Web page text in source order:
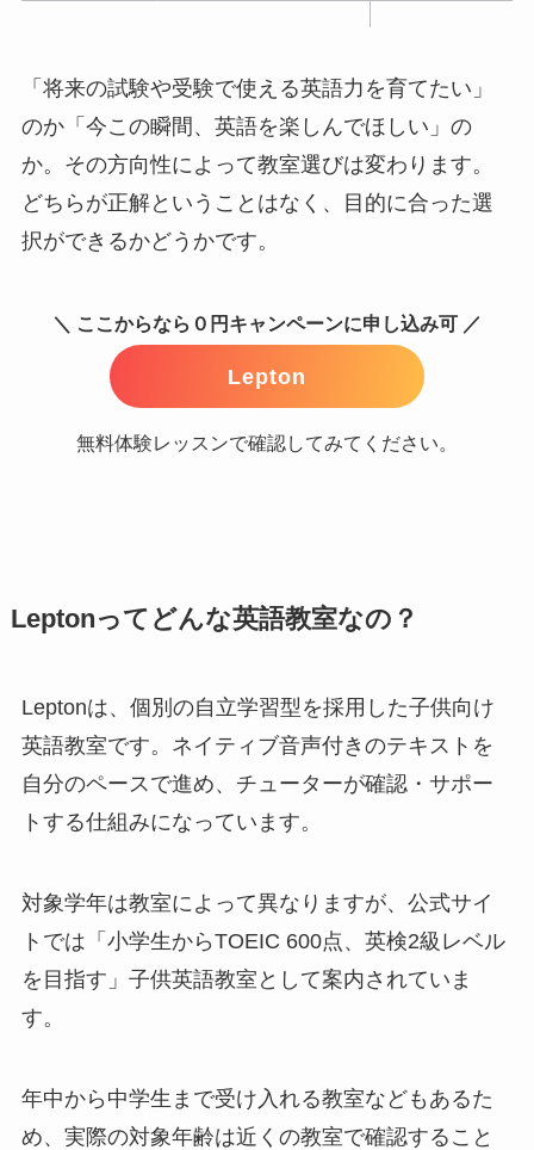
「将来の試験や受験で使える英語力を育てたい」
のか「今この瞬間、英語を楽しんでほしい」の
か。その方向性によって教室選びは変わります。
どちらが正解ということはなく、目的に合った選
択ができるかどうかです。
＼ ここからなら０円キャンペーンに申し込み可 ／
Lepton
無料体験レッスンで確認してみてください。
Leptonってどんな英語教室なの？
Leptonは、個別の自立学習型を採用した子供向け
英語教室です。ネイティブ音声付きのテキストを
自分のペースで進め、チューターが確認・サポー
トする仕組みになっています。
対象学年は教室によって異なりますが、公式サイ
トでは「小学生からTOEIC 600点、英検2級レベル
を目指す」子供英語教室として案内されていま
す。
年中から中学生まで受け入れる教室などもあるた
め、実際の対象年齢は近くの教室で確認すること